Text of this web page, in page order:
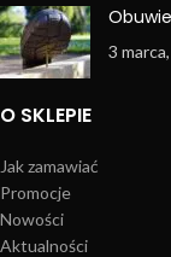
3
O SKLEPIE
Jak zamawiać
Promocje
Nowości
Aktualności